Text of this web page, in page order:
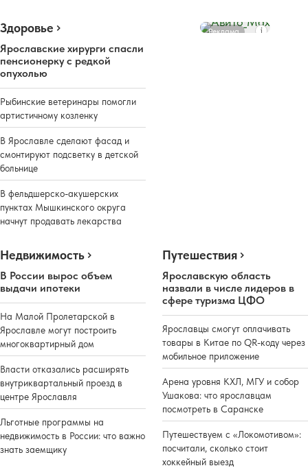
Здоровье
Ярославские хирурги спасли
пенсионерку с редкой
опухолью
Рыбинские ветеринары помогли
артистичному козленку
В Ярославле сделают фасад и
смонтируют подсветку в детской
больнице
В фельдшерско-акушерских
пунктах Мышкинского округа
начнут продавать лекарства
Реклама
Недвижимость
В России вырос объем
выдачи ипотеки
На Малой Пролетарской в
Ярославле могут построить
многоквартирный дом
Власти отказались расширять
внутриквартальный проезд в
центре Ярославля
Льготные программы на
недвижимость в России: что важно
знать заемщику
Путешествия
Ярославскую область
назвали в числе лидеров в
сфере туризма ЦФО
Ярославцы смогут оплачивать
товары в Китае по QR-коду через
мобильное приложение
Арена уровня КХЛ, МГУ и собор
Ушакова: что ярославцам
посмотреть в Саранске
Путешествуем с «Локомотивом»:
посчитали, сколько стоит
хоккейный выезд